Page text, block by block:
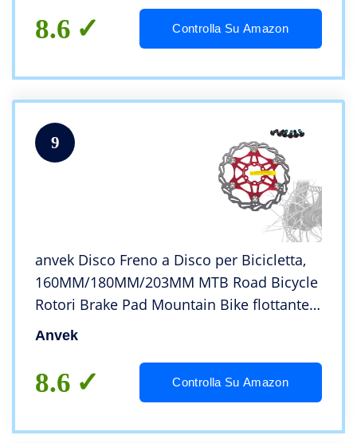
8.6 Controlla Su Amazon
9
anvek Disco Freno a Disco per Bicicletta,
160MM/180MM/203MM MTB Road Bicycle
Rotori Brake Pad Mountain Bike flottante
Blocco Centrale Accessori per Biciclette
Anvek
8.6 Controlla Su Amazon